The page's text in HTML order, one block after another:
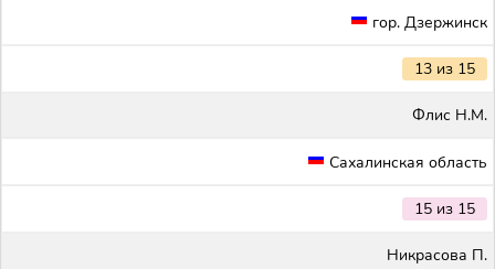
гор. Дзержинск
13 из 15
Флис Н.М.
Сахалинская область
15 из 15
Никрасова П.